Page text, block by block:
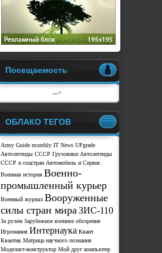
Посещаемость
-->
ОБЛАКО ТЕГОВ
Army Guide monthly IT News UPgrade
Автолегенды СССР Грузовики Автолегенды
СССР и соцстран Автомобиль и Сервис
Военная история Военно-
промышленный курьер
Военный журнал Вооруженные
силы стран мираЗИС-110
За рулем Зарубежное военное обозрение
Игромания Интернаука Квант
Квантик Матрица научного познания
Моделист-конструктор Мой друг компьютер